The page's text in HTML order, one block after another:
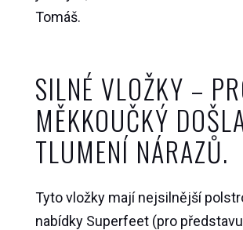
Tomáš.
SILNÉ VLOŽKY –
MĚKKOUČKÝ
TLUMENÍ NÁRAZŮ.
Tyto vložky mají nejsilnější
nabídky Superfeet (pro